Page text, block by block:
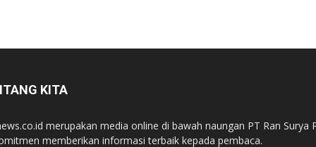
KITA
merupakan media online di bawah naungan PT Ran Surya
memberikan informasi terbaik kepada pembaca.